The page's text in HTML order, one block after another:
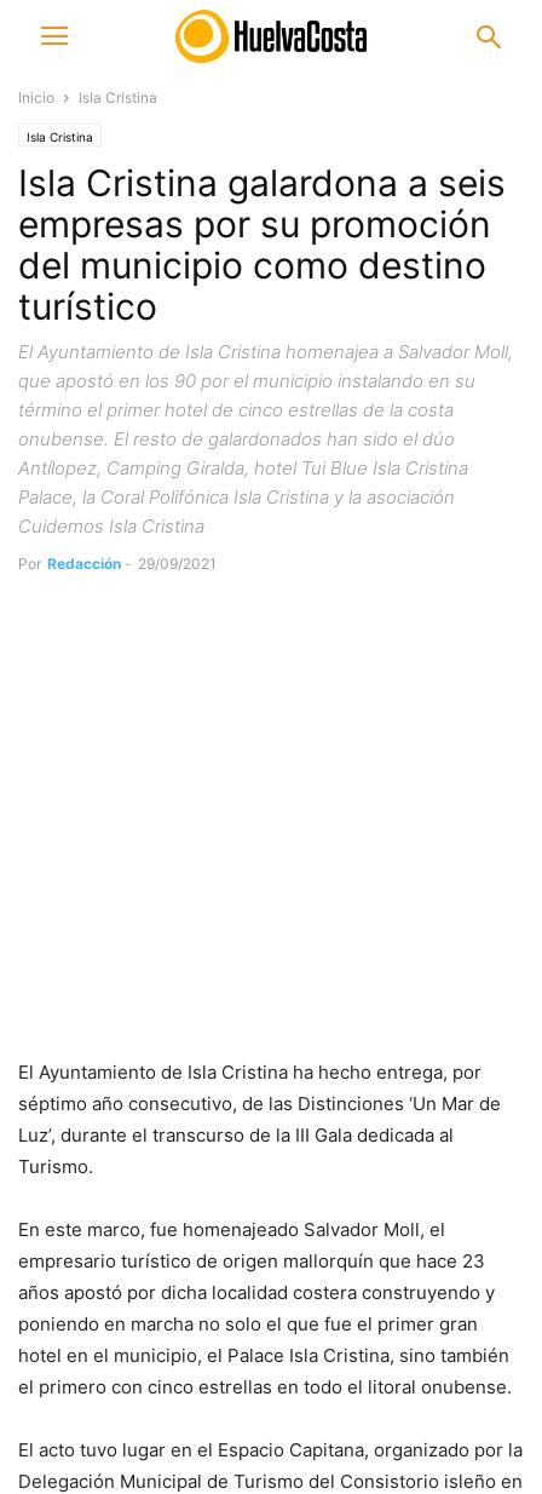
Inicio Isla Cristina
Isla Cristina
Isla Cristina galardona a seis
empresas por su promoción
del municipio como destino
turístico
El Ayuntamiento de Isla Cristina homenajea a Salvador Moll,
que apostó en los 90 por el municipio instalando en su
término el primer hotel de cinco estrellas de la costa
onubense. El resto de galardonados han sido el dúo
Antílopez, Camping Giralda, hotel Tui Blue Isla Cristina
Palace, la Coral Polifónica Isla Cristina y la asociación
Cuidemos Isla Cristina
Por Redacción - 29/09/2021
El Ayuntamiento de Isla Cristina ha hecho entrega, por
séptimo año consecutivo, de las Distinciones ‘Un Mar de
Luz’, durante el transcurso de la III Gala dedicada al
Turismo.
En este marco, fue homenajeado Salvador Moll, el
empresario turístico de origen mallorquín que hace 23
años apostó por dicha localidad costera construyendo y
poniendo en marcha no solo el que fue el primer gran
hotel en el municipio, el Palace Isla Cristina, sino también
el primero con cinco estrellas en todo el litoral onubense.
El acto tuvo lugar en el Espacio Capitana, organizado por la
Delegación Municipal de Turismo del Consistorio isleño en